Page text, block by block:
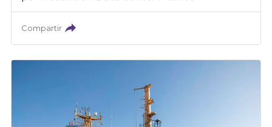
Compartir